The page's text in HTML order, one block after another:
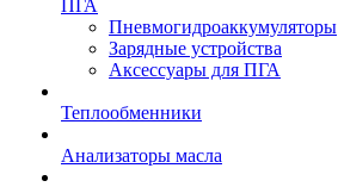
ПГА
Пневмогидроаккумуляторы
Зарядные устройства
Аксессуары для ПГА
Теплообменники
Анализаторы масла